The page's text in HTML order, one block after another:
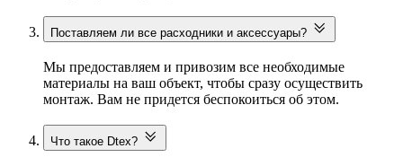
Поставляем ли все расходники и аксессуары?
Мы предоставляем и привозим все необходимые
материалы на ваш объект, чтобы сразу осуществить
монтаж. Вам не придется беспокоиться об этом.
Что такое Dtex?